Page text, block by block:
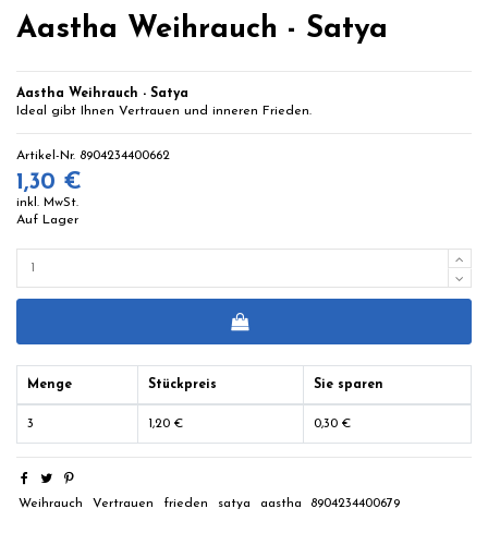
Aastha Weihrauch - Satya
Aastha Weihrauch - Satya
Ideal gibt Ihnen Vertrauen und inneren Frieden.
Artikel-Nr. 8904234400662
1,30 €
inkl. MwSt.
Auf Lager
Menge Stückpreis Sie sparen
3 1,20 € 0,30 €
Weihrauch Vertrauen frieden satya aastha 8904234400679